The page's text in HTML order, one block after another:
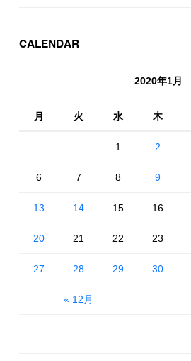
CALENDAR
2020年1月
月 火 水 木
« 12月
1 2
6 7 8 9
13 14 15 16
20 21 22 23
27 28 29 30